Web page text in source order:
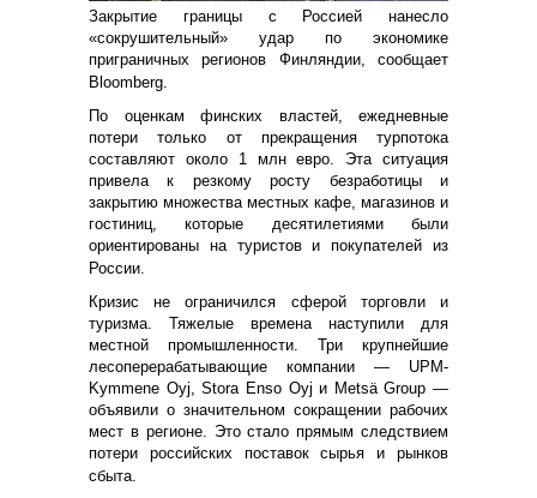
Закрытие границы с Россией нанесло
«сокрушительный» удар по экономике
приграничных регионов Финляндии, сообщает
Bloomberg.
По оценкам финских властей, ежедневные
потери только от прекращения турпотока
составляют около 1 млн евро. Эта ситуация
привела к резкому росту безработицы и
закрытию множества местных кафе, магазинов и
гостиниц, которые десятилетиями были
ориентированы на туристов и покупателей из
России.
Кризис не ограничился сферой торговли и
туризма. Тяжелые времена наступили для
местной промышленности. Три крупнейшие
лесоперерабатывающие компании — UPM-
Kymmene Oyj, Stora Enso Oyj и Metsä Group —
объявили о значительном сокращении рабочих
мест в регионе. Это стало прямым следствием
потери российских поставок сырья и рынков
сбыта.